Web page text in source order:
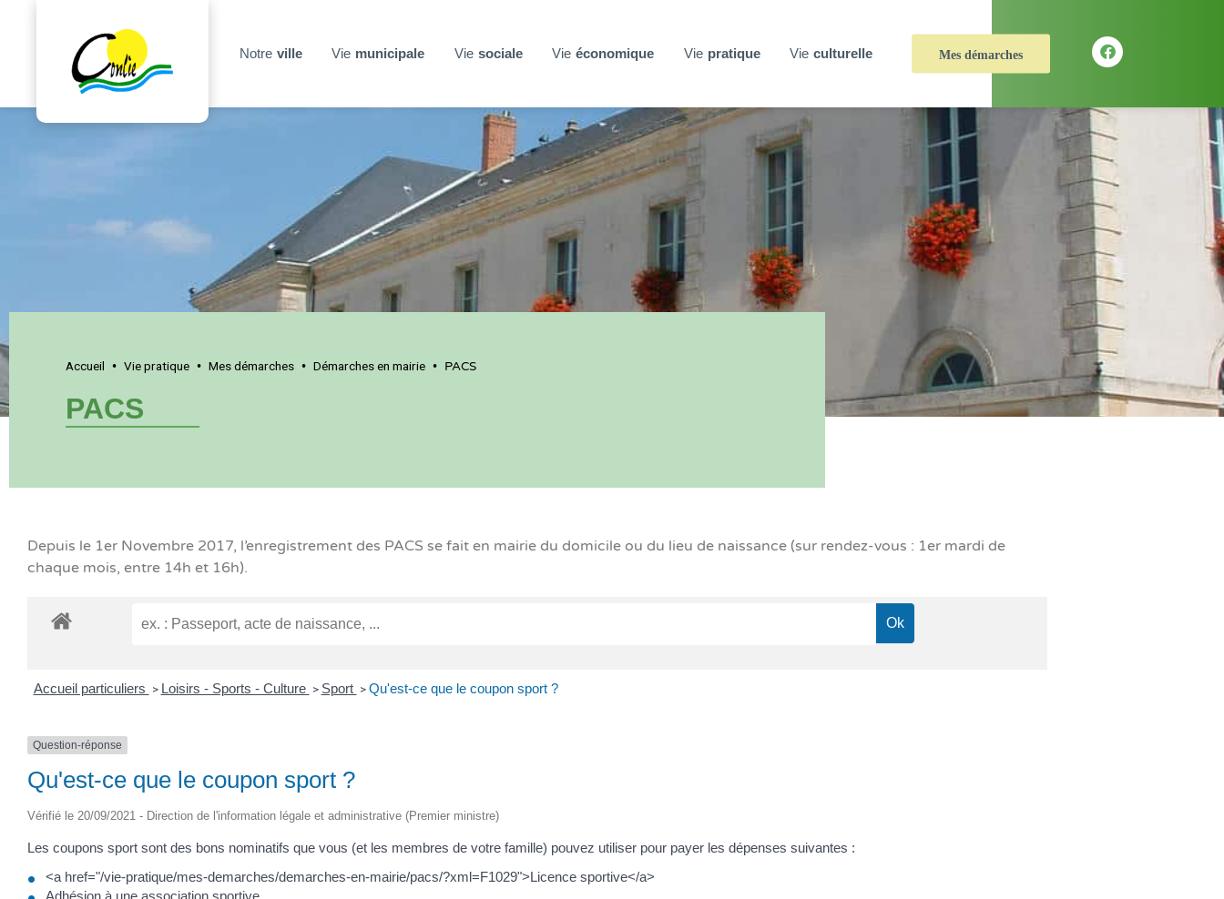
Notre ville Vie municipale Vie sociale Vie économique Vie pratique Vie culturelle Mes démarches
Accueil • Vie pratique • Mes démarches • Démarches en mairie • PACS
PACS
Depuis le 1er Novembre 2017, l’enregistrement des PACS se fait en mairie du domicile ou du lieu de naissance (sur rendez-vous : 1er mardi de
chaque mois, entre 14h et 16h).
Accueil particuliers > Loisirs - Sports - Culture > Sport > Qu'est-ce que le coupon sport ?
Question-réponse
Qu'est-ce que le coupon sport ?
Vérifié le 20/09/2021 - Direction de l'information légale et administrative (Premier ministre)
Les coupons sport sont des bons nominatifs que vous (et les membres de votre famille) pouvez utiliser pour payer les dépenses suivantes :
<a href="/vie-pratique/mes-demarches/demarches-en-mairie/pacs/?xml=F1029">Licence sportive</a>
Adhésion à une association sportive